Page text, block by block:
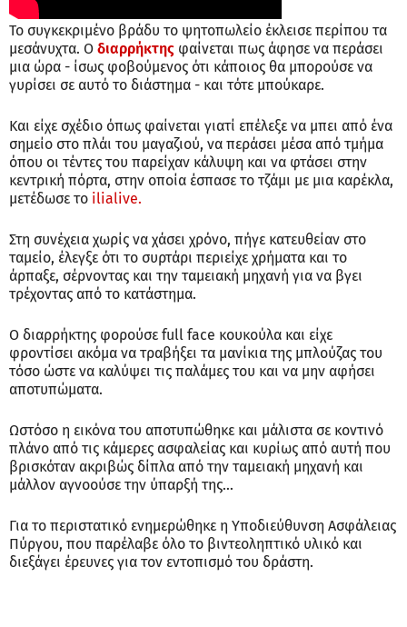
Το συγκεκριμένο βράδυ το ψητοπωλείο έκλεισε περίπου τα
μεσάνυχτα. Ο διαρρήκτης φαίνεται πως άφησε να περάσει
μια ώρα - ίσως φοβούμενος ότι κάποιος θα μπορούσε να
γυρίσει σε αυτό το διάστημα - και τότε μπούκαρε.
Και είχε σχέδιο όπως φαίνεται γιατί επέλεξε να μπει από ένα
σημείο στο πλάι του μαγαζιού, να περάσει μέσα από τμήμα
όπου οι τέντες του παρείχαν κάλυψη και να φτάσει στην
κεντρική πόρτα, στην οποία έσπασε το τζάμι με μια καρέκλα,
μετέδωσε το ilialive.
Στη συνέχεια χωρίς να χάσει χρόνο, πήγε κατευθείαν στο
ταμείο, έλεγξε ότι το συρτάρι περιείχε χρήματα και το
άρπαξε, σέρνοντας και την ταμειακή μηχανή για να βγει
τρέχοντας από το κατάστημα.
Ο διαρρήκτης φορούσε full face κουκούλα και είχε
φροντίσει ακόμα να τραβήξει τα μανίκια της μπλούζας του
τόσο ώστε να καλύψει τις παλάμες του και να μην αφήσει
αποτυπώματα.
Ωστόσο η εικόνα του αποτυπώθηκε και μάλιστα σε κοντινό
πλάνο από τις κάμερες ασφαλείας και κυρίως από αυτή που
βρισκόταν ακριβώς δίπλα από την ταμειακή μηχανή και
μάλλον αγνοούσε την ύπαρξή της…
Για το περιστατικό ενημερώθηκε η Υποδιεύθυνση Ασφάλειας
Πύργου, που παρέλαβε όλο το βιντεοληπτικό υλικό και
διεξάγει έρευνες για τον εντοπισμό του δράστη.